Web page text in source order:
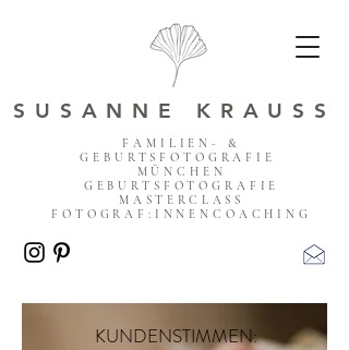
FAMILIEN- &
GEBURTSFOTOGRAFIE
MÜNCHEN
GEBURTSFOTOGRAFIE
MASTERCLASS
FOTOGRAF:INNENCOACHING
SUSANNE KRAUSS
KUNDENSTIMMEN: